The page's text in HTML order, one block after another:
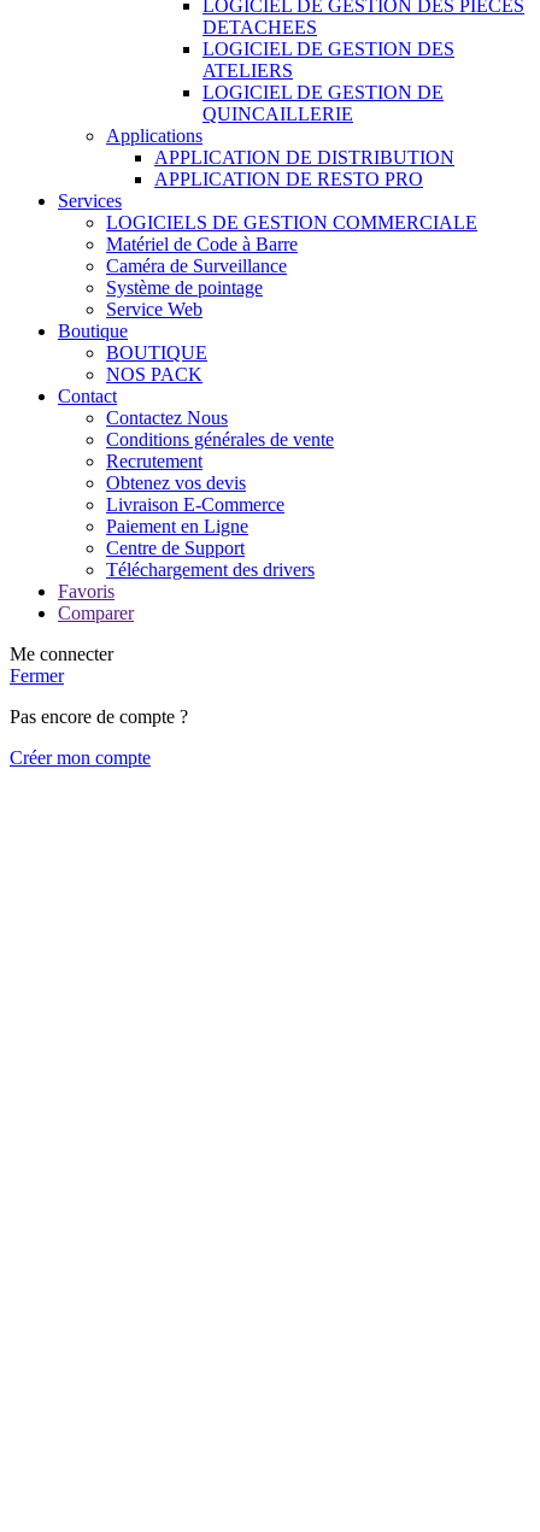
LOGICIEL DE GESTION DES PIECES
DETACHEES
LOGICIEL DE GESTION DES
ATELIERS
LOGICIEL DE GESTION DE
QUINCAILLERIE
Applications
APPLICATION DE DISTRIBUTION
APPLICATION DE RESTO PRO
Services
LOGICIELS DE GESTION COMMERCIALE
Matériel de Code à Barre
Caméra de Surveillance
Système de pointage
Service Web
Boutique
BOUTIQUE
NOS PACK
Contact
Contactez Nous
Conditions générales de vente
Recrutement
Obtenez vos devis
Livraison E-Commerce
Paiement en Ligne
Centre de Support
Téléchargement des drivers
Favoris
Comparer
Me connecter
Fermer
Pas encore de compte ?
Créer mon compte